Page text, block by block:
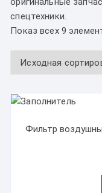
спецтехники.
Показ всех 9
Фильтр